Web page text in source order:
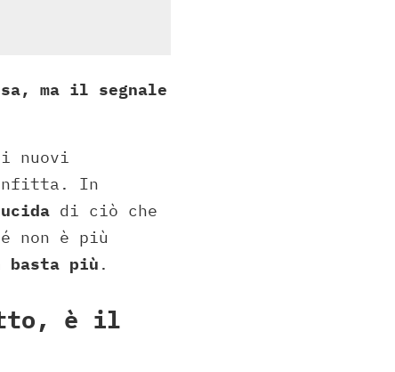
ma il segnale
nuovi
In
di ciò che
non è più
più .
è il